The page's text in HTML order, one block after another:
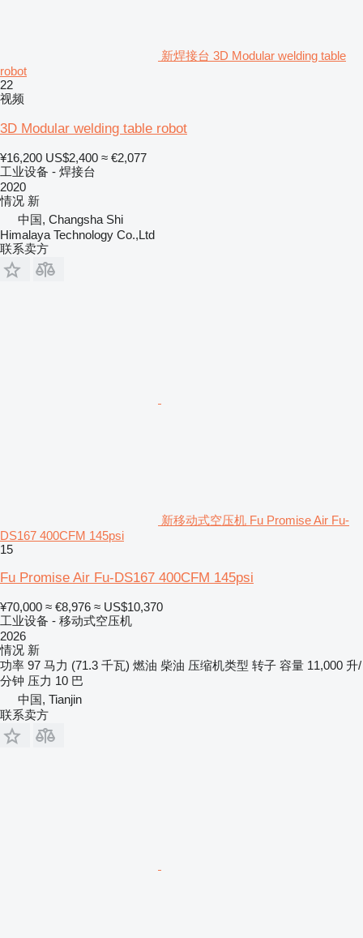
新焊接台 3D Modular welding table
robot
22
视频
3D Modular welding table robot
¥16,200 US$2,400 ≈ €2,077
工业设备 - 焊接台
2020
情况 新
中国, Changsha Shi
Himalaya Technology Co.,Ltd
联系卖方
新移动式空压机 Fu Promise Air Fu-
DS167 400CFM 145psi
15
Fu Promise Air Fu-DS167 400CFM 145psi
¥70,000 ≈ €8,976 ≈ US$10,370
工业设备 - 移动式空压机
2026
情况 新
功率 97 马力 (71.3 千瓦) 燃油 柴油 压缩机类型 转子 容量 11,000 升/
分钟 压力 10 巴
中国, Tianjin
联系卖方